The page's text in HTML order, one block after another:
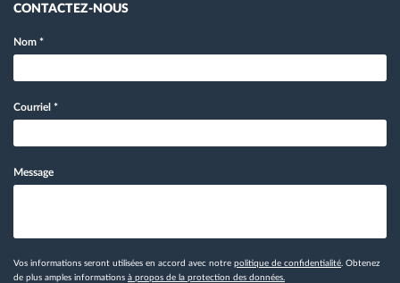
CONTACTEZ-NOUS
Nom *
Courriel *
Message
Vos informations seront utilisées en accord avec notre politique de confidentialité . Obtenez
de plus amples informations à propos de la protection des données.